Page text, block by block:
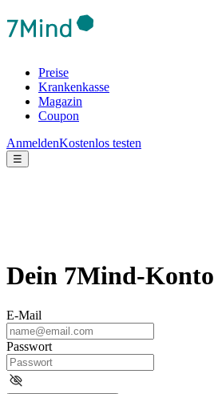
Preise
Krankenkasse
Magazin
Coupon
AnmeldenKostenlos testen
☰
Dein 7Mind-Konto
E-Mail
Passwort